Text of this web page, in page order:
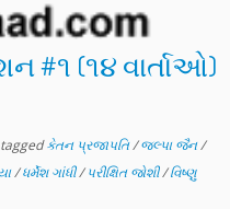
#૧ (૧૪ વાર્તાઓ)
taggedકેતન પ્રજાપતિ/જલ્પા જૈન/
/ધર્મેશ ગાંધી/પરીક્ષિત જોશી/વિષ્ણુ